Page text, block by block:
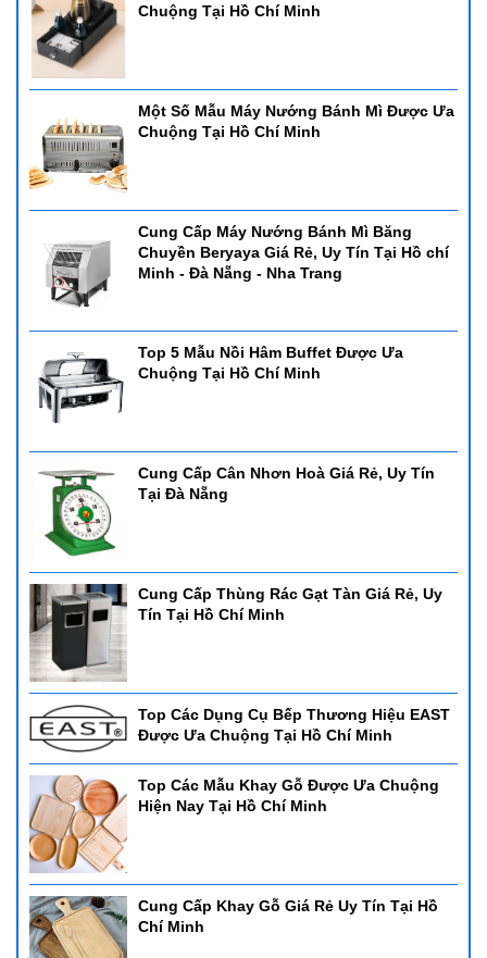
Chuộng Tại Hồ Chí Minh
Một Số Mẫu Máy Nướng Bánh Mì Được Ưa
Chuộng Tại Hồ Chí Minh
Cung Cấp Máy Nướng Bánh Mì Băng
Chuyền Beryaya Giá Rẻ, Uy Tín Tại Hồ chí
Minh - Đà Nẵng - Nha Trang
Top 5 Mẫu Nồi Hâm Buffet Được Ưa
Chuộng Tại Hồ Chí Minh
Cung Cấp Cân Nhơn Hoà Giá Rẻ, Uy Tín
Tại Đà Nẵng
Cung Cấp Thùng Rác Gạt Tàn Giá Rẻ, Uy
Tín Tại Hồ Chí Minh
Top Các Dụng Cụ Bếp Thương Hiệu EAST
Được Ưa Chuộng Tại Hồ Chí Minh
Top Các Mẫu Khay Gỗ Được Ưa Chuộng
Hiện Nay Tại Hồ Chí Minh
Cung Cấp Khay Gỗ Giá Rẻ Uy Tín Tại Hồ
Chí Minh